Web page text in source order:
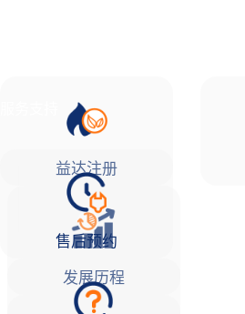
售后预约
益达注册
发展历程